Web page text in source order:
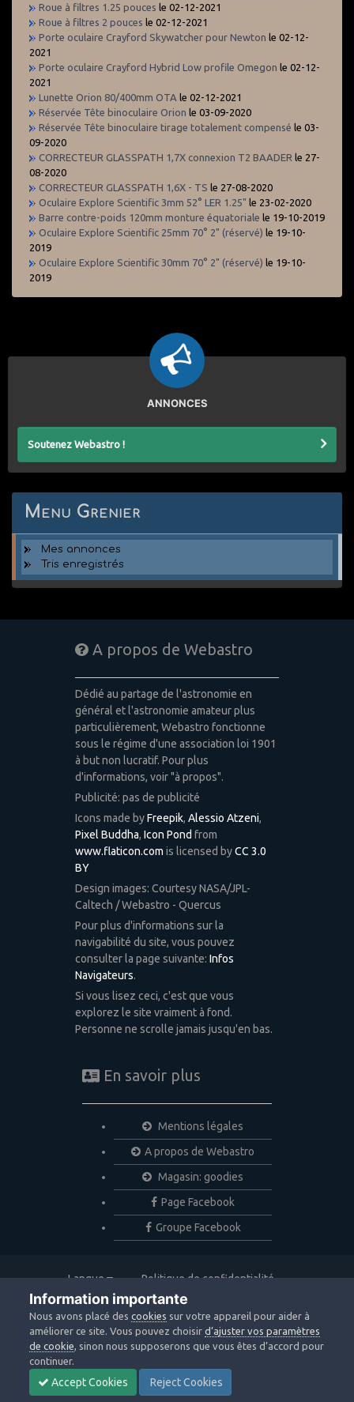
Roue à filtres 1.25 pouces le 02-12-2021
Roue à filtres 2 pouces le 02-12-2021
Porte oculaire Crayford Skywatcher pour Newton le 02-12-
2021
Porte oculaire Crayford Hybrid Low profile Omegon le 02-12-
2021
Lunette Orion 80/400mm OTA le 02-12-2021
Réservée Tête binoculaire Orion le 03-09-2020
Réservée Tête binoculaire tirage totalement compensé le 03-
09-2020
CORRECTEUR GLASSPATH 1,7X connexion T2 BAADER le 27-
08-2020
CORRECTEUR GLASSPATH 1,6X - TS le 27-08-2020
Oculaire Explore Scientific 3mm 52° LER 1.25" le 23-02-2020
Barre contre-poids 120mm monture équatoriale le 19-10-2019
Oculaire Explore Scientific 25mm 70° 2" (réservé) le 19-10-
2019
Oculaire Explore Scientific 30mm 70° 2" (réservé) le 19-10-
2019
ANNONCES
Soutenez Webastro !
Menu Grenier
Mes annonces
Tris enregistrés
A propos de Webastro
Dédié au partage de l'astronomie en
général et l'astronomie amateur plus
particulièrement, Webastro fonctionne
sous le régime d'une association loi 1901
à but non lucratif. Pour plus
d'informations, voir "à propos".
Publicité: pas de publicité
Icons made byFreepik, Alessio Atzeni,
Pixel Buddha, Icon Pond from
www.flaticon.com is licensed byCC 3.0
BY
Design images: Courtesy NASA/JPL-
Caltech / Webastro - Quercus
Pour plus d'informations sur la
navigabilité du site, vous pouvez
consulter la page suivante: Infos
Navigateurs.
Si vous lisez ceci, c'est que vous
explorez le site vraiment à fond.
Personne ne scrolle jamais jusqu'en bas.
En savoir plus
Mentions légales
A propos de Webastro
Magasin: goodies
Page Facebook
Groupe Facebook
Langue
Politique de confidentialité
Nous contacter
Copyright © 2020 Webastro
Powered by Invision Community
Information importante
Nous avons placé descookies sur votre appareil pour aider à
améliorer ce site. Vous pouvez choisird’ajuster vos paramètres
de cookie, sinon nous supposerons que vous êtes d’accord pour
continuer.
Accept Cookies Reject Cookies